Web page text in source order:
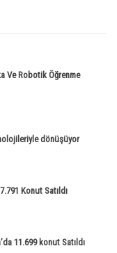
Ve Robotik Öğrenme
dönüşüyor
Konut Satıldı
11.699 konut Satıldı